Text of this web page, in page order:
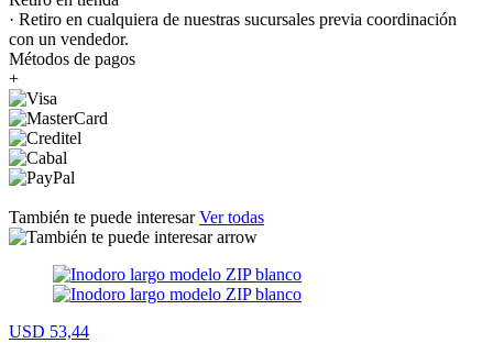
· Retiro en cualquiera de nuestras sucursales previa coordinación
con un vendedor.
Métodos de pagos
+
También te puede interesarVer todas
USD 53,44